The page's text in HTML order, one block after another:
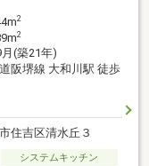
2
2
(築21年)
阪堺線 大和川駅 徒歩
住吉区清水丘３
システムキッチン